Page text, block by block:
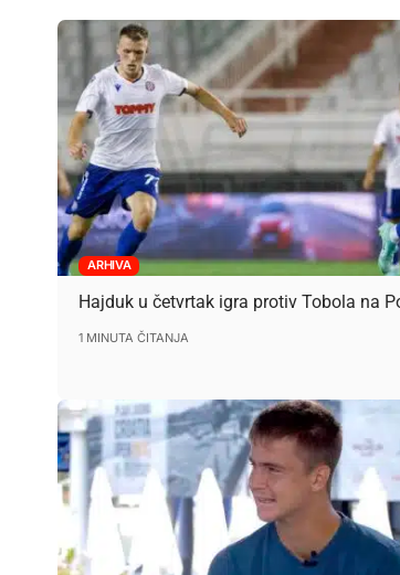
ARHIVA
Hajduk u četvrtak igra protiv Tobola na
1 MINUTA ČITANJA